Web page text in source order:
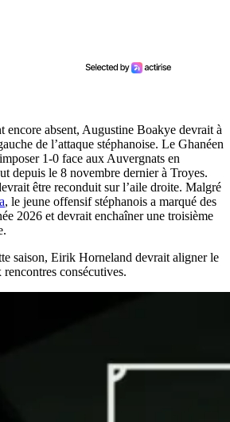
absent, Augustine Boakye devrait à
de l’attaque stéphanoise. Le Ghanéen
1-0 face aux Auvergnats en
depuis le 8 novembre dernier à Troyes.
être reconduit sur l’aile droite. Malgré
, le jeune offensif stéphanois a marqué des
2026 et devrait enchaîner une troisième
saison, Eirik Horneland devrait aligner le
consécutives.